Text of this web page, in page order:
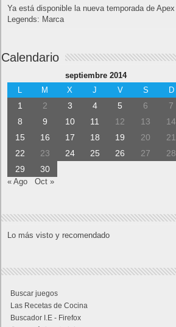
Ya está disponible la nueva temporada de Apex
Legends: Marca
Calendario
septiembre 2014
L
M X J V S D
1 2 3 4 5 6
7
8
9 10 11 12 13
14
15
16 17 18 19 20
21
22
23 24 25 26 27
28
29
30
« Ago Oct »
Lo más visto y recomendado
Buscar juegos
Las Recetas de Cocina
Buscador I.E - Firefox